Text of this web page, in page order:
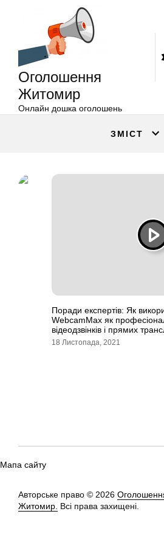
Оголошення
Житомир
Онлайн дошка оголошень
ЗМІСТ
Поради експертів: Як
WebcamMax як
відеодзвінків і прямих
18 Листопада, 2021
Мапа сайту
Авторське право © 2026
Житомир. Всі права захищені.